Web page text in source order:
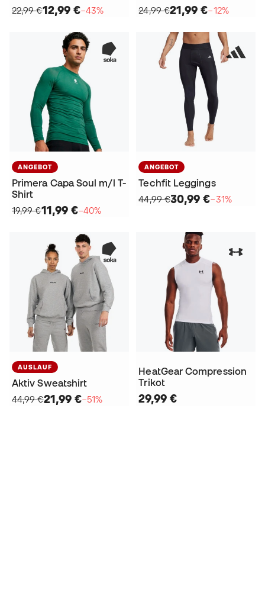
22,99 €12,99 €−43%
24,99 €21,99 €−12%
ANGEBOT
Primera Capa Soul m/l T-
Shirt
19,99 €11,99 €−40%
ANGEBOT
Techfit Leggings
44,99 €30,99 €−31%
AUSLAUF
Aktiv Sweatshirt
44,99 €21,99 €−51%
HeatGear Compression
Trikot
29,99 €